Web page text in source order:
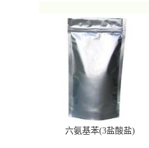
六氨基苯(3盐酸盐)